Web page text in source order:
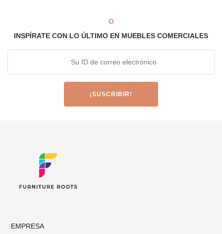
O
INSPÍRATE CON LO ÚLTIMO EN MUEBLES COMERCIALES
EMPRESA